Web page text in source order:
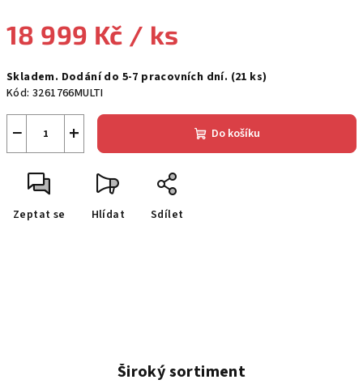
18 999 Kč / ks
cena:
Skladem. Dodání do 5-7 pracovních dní. (21 ks)
Kód: 3261766MULTI
+
− Do košíku
Zeptat se Hlídat Sdílet
Široký sortiment